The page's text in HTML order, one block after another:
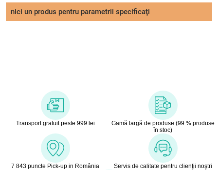
nici un produs pentru parametrii specificaţi
Transport gratuit peste 999 lei
Gamă largă de produse (99 % produse
în stoc)
7 843 puncte Pick-up in România Servis de calitate pentru clienţii noştri